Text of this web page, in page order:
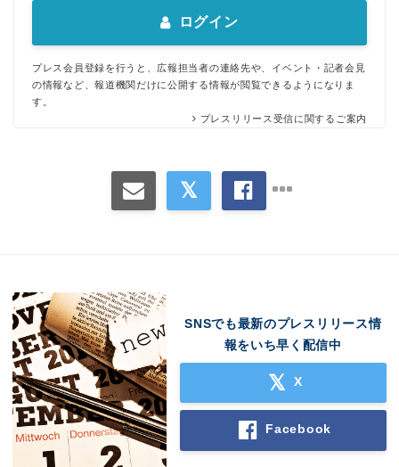
ログイン
プレス会員登録を行うと、広報担当者の連絡先や、イベント・記者会見
の情報など、報道機関だけに公開する情報が閲覧できるようになりま
す。
プレスリリース受信に関するご案内
SNSでも最新のプレスリリース情
報をいち早く配信中
X
Facebook